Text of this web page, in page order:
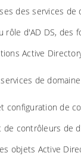
des services de
rôle d'AD DS, des
Active
de
configuration de
de contrôleurs de
objets Active